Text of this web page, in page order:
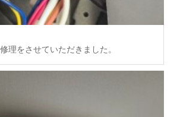
理をさせていただきました。